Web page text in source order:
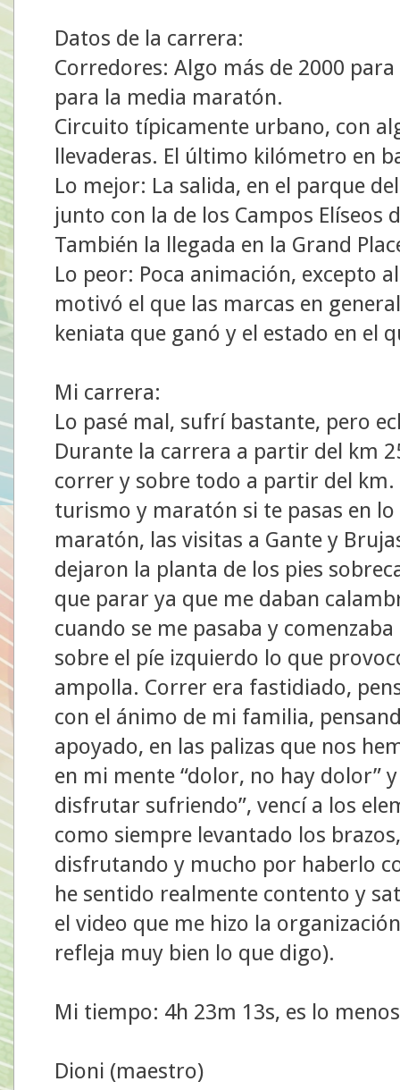
Datos de la carrera:
Corredores: Algo más de 2000
para la media maratón.
Circuito típicamente urbano, con
llevaderas. El último kilómetro en
Lo mejor: La salida, en el parque
junto con la de los Campos Elíseos
También la llegada en la Grand
Lo peor: Poca animación, excepto
motivó el que las marcas en
keniata que ganó y el estado en el
Mi carrera:
Lo pasé mal, sufrí bastante, pero
Durante la carrera a partir del km
correr y sobre todo a partir del km.
turismo y maratón si te pasas en
maratón, las visitas a Gante y
dejaron la planta de los pies
que parar ya que me daban
cuando se me pasaba y
sobre el píe izquierdo lo que
ampolla. Correr era fastidiado,
con el ánimo de mi familia,
apoyado, en las palizas que nos
en mi mente “dolor, no hay dolor”
disfrutar sufriendo”, vencí a los
como siempre levantado los
disfrutando y mucho por haberlo
he sentido realmente contento y
el video que me hizo la
refleja muy bien lo que digo).
Mi tiempo: 4h 23m 13s, es lo
Dioni (maestro)